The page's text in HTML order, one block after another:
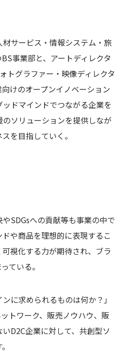
サービス・情報システム・旅
事業部と、アートディレクタ
トグラファー・映像ディレクタ
けのオープンイノベーション
ドマインドでつながる企業を
ソリューションを提供しなが
を目指していく。
SDGsへの貢献等も事業の中で
や商品を理想的に表現するこ
視化する力が期待され、ブラ
ている。
に求められるものは何か？」
トワーク、販売ノウハウ、販
D2C企業に対して、共創型ソ